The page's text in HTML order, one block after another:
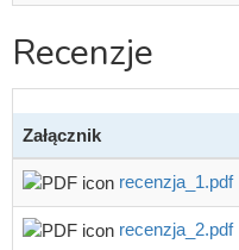
Recenzje
Załącznik
recenzja_1.pdf
recenzja_2.pdf